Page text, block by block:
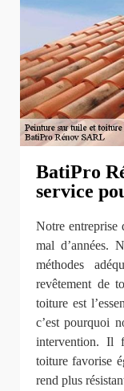
BatiPro
service
Notre entreprise
mal d’années.
méthodes
revêtement de
toiture est
c’est pourquoi
intervention. Il
toiture favorise
rend plus